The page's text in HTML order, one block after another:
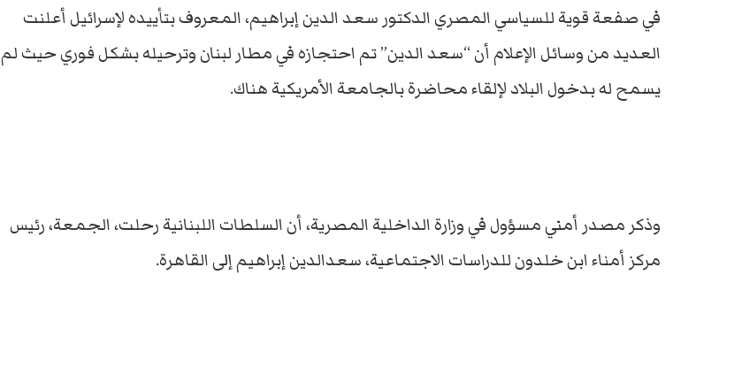
في صفعة قوية للسياسي المصري الدكتور سعد الدين إبراهيم، المعروف بتأييده لإسرائيل أعلنت
العديد من وسائل الإعلام أن “سعد الدين” تم احتجازه في مطار لبنان وترحيله بشكل فوري حيث لم
يسمح له بدخول البلاد لإلقاء محاضرة بالجامعة الأمريكية هناك.
وذكر مصدر أمني مسؤول في وزارة الداخلية المصرية، أن السلطات اللبنانية رحلت، الجمعة، رئيس
مركز أمناء ابن خلدون للدراسات الاجتماعية، سعدالدين إبراهيم إلى القاهرة.